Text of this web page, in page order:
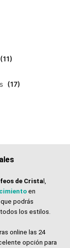
(11)
(17)
de Cristal,
en
podrás
los estilos.
online las 24
opción para